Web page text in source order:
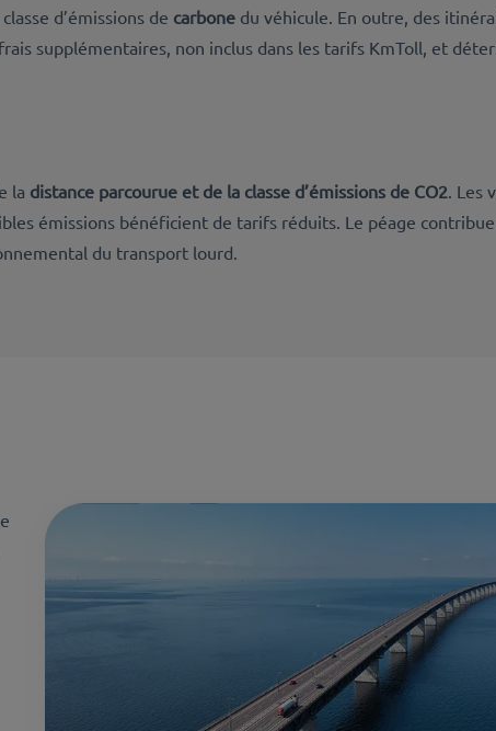
d’émissions de carbone du véhicule. En outre, des
supplémentaires, non inclus dans les tarifs KmToll, et
la distance parcourue et de la classe d’émissions de CO2. Les
émissions bénéficient de tarifs réduits. Le péage
du transport lourd.